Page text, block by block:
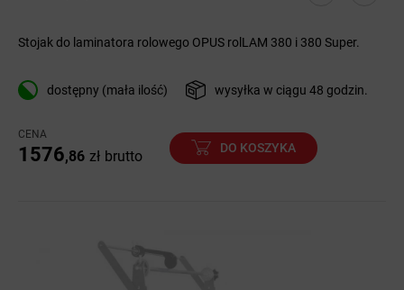
Stojak do laminatora rolowego OPUS rolLAM 380 i 380 Super.
dostępny (mała ilość) wysyłka w ciągu 48 godzin.
CENA
1576,86 zł brutto
DO KOSZYKA